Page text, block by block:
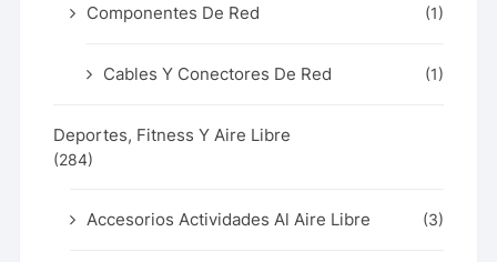
Componentes De Red (1)
Cables Y Conectores De Red (1)
Deportes, Fitness Y Aire Libre
(284)
Accesorios Actividades Al Aire Libre (3)